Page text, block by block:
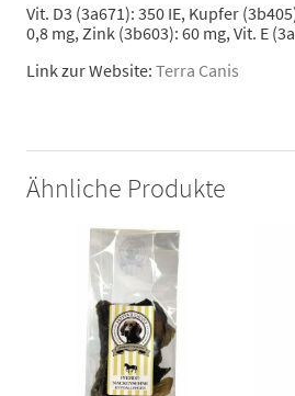
Vit. D3 (3a671): 350 IE, Kupfer
0,8 mg, Zink (3b603): 60 mg, Vit. E
Link zur Website: Terra Canis
Ähnliche Produkte